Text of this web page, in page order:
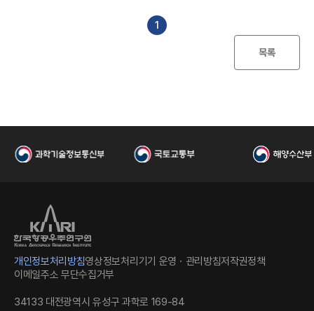
한
1
목록
개인정보처리방침영상정보처리기기 운영ㆍ관리방침저작권정책
이메일주소 무단수집거부
34133 대전광역시 유성구 과학로 169-84